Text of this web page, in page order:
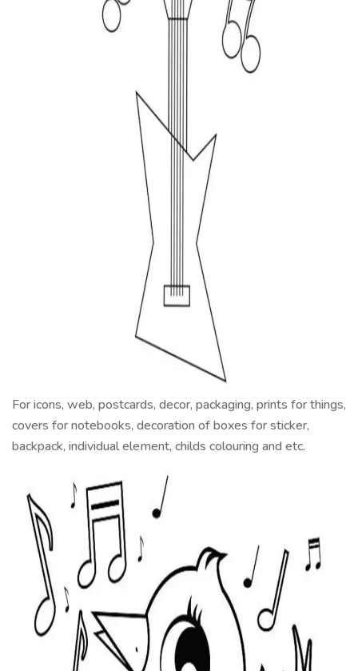
For icons, web, postcards, decor, packaging, prints for things,
covers for notebooks, decoration of boxes for sticker,
backpack, individual element, childs colouring and etc.